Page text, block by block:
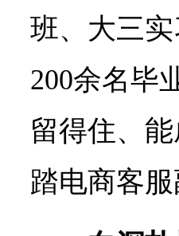
班、大三
200余名毕
留得住、
踏电商客